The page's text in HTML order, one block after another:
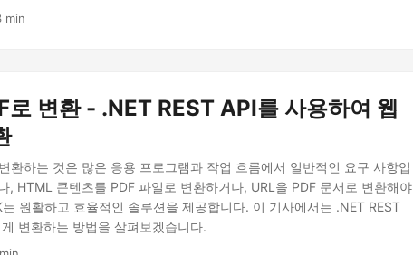
min
로 변환 - .NET REST API를 사용하여 웹
환하는 것은 많은 응용 프로그램과 작업 흐름에서 일반적인 요구 사항입
, HTML 콘텐츠를 PDF 파일로 변환하거나, URL을 PDF 문서로 변환해야
원활하고 효율적인 솔루션을 제공합니다. 이 기사에서는 .NET REST
변환하는 방법을 살펴보겠습니다.